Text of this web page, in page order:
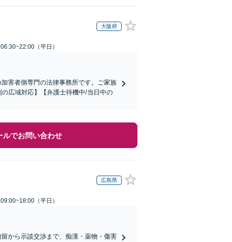
大阪府
（平日）
害者側専門の法律事務所です。ご家族
広域対応】【弁護士待機中/当日中の
ルでお問い合わせ
広島県
（平日）
から示談交渉まで、痴漢・薬物・傷害